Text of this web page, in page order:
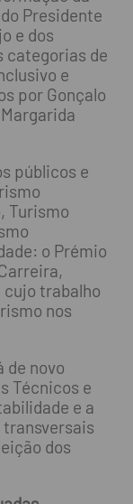
Presidente
e dos
categorias de
e
por Gonçalo
públicos e
Turismo
o Prémio
cujo trabalho
nos
de novo
Técnicos e
e a
dos